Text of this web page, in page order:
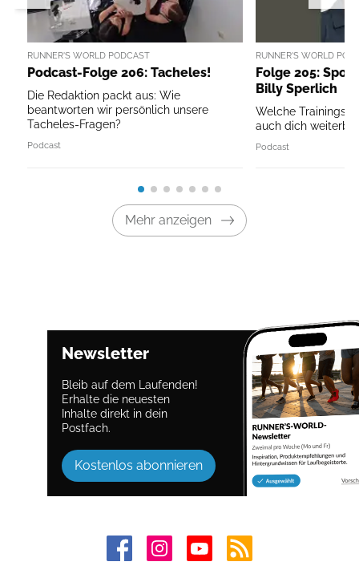
RUNNER'S WORLD PODCAST
Podcast-Folge 206: Tacheles!
Die Redaktion packt aus: Wie
beantworten wir persönlich unsere
Tacheles-Fragen?
Podcast
RUNNER'S WORLD
Folge 205:
Billy Sperlich
Welche
auch dich
Podcast
Mehr anzeigen
Newsletter
Bleib auf dem Laufenden!
Erhalte die neuesten
Inhalte direkt in dein
Postfach.
Kostenlos abonnieren